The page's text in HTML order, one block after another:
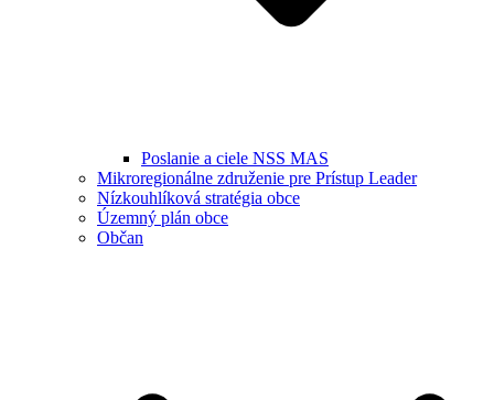
Poslanie a ciele NSS MAS
Mikroregionálne združenie pre Prístup Leader
Nízkouhlíková stratégia obce
Územný plán obce
Občan